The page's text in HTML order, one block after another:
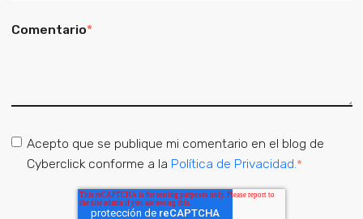
Comentario*
Acepto que se publique mi comentario en el blog de
Cyberclick conforme a la Política de Privacidad. *